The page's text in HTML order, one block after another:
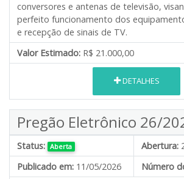
conversores e antenas de televisão,
perfeito funcionamento dos
e recepção de sinais de TV.
Valor Estimado: R$ 21.000,00
DETALHES
Pregão Eletrônico 26/
Status: Aberta Abertura:
Publicado em: 11/05/2026 Número